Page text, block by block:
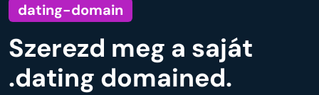
dating-domain
Szerezd meg a saját
.dating domained.